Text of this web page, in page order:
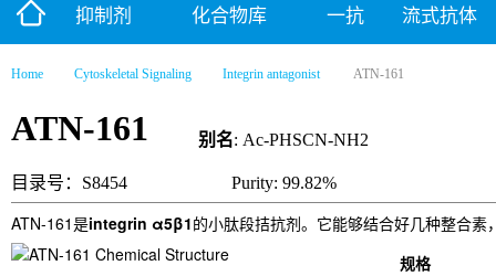
抑制剂 化合物库 一抗 流式抗体
Home Cytoskeletal Signaling Integrin antagonist ATN-161
ATN-161 别名: Ac-PHSCN-NH2
目录号：S8454 Purity: 99.82%
ATN-161是integrin α5β1的小肽段拮抗剂。它能够结合好几种整合
规格